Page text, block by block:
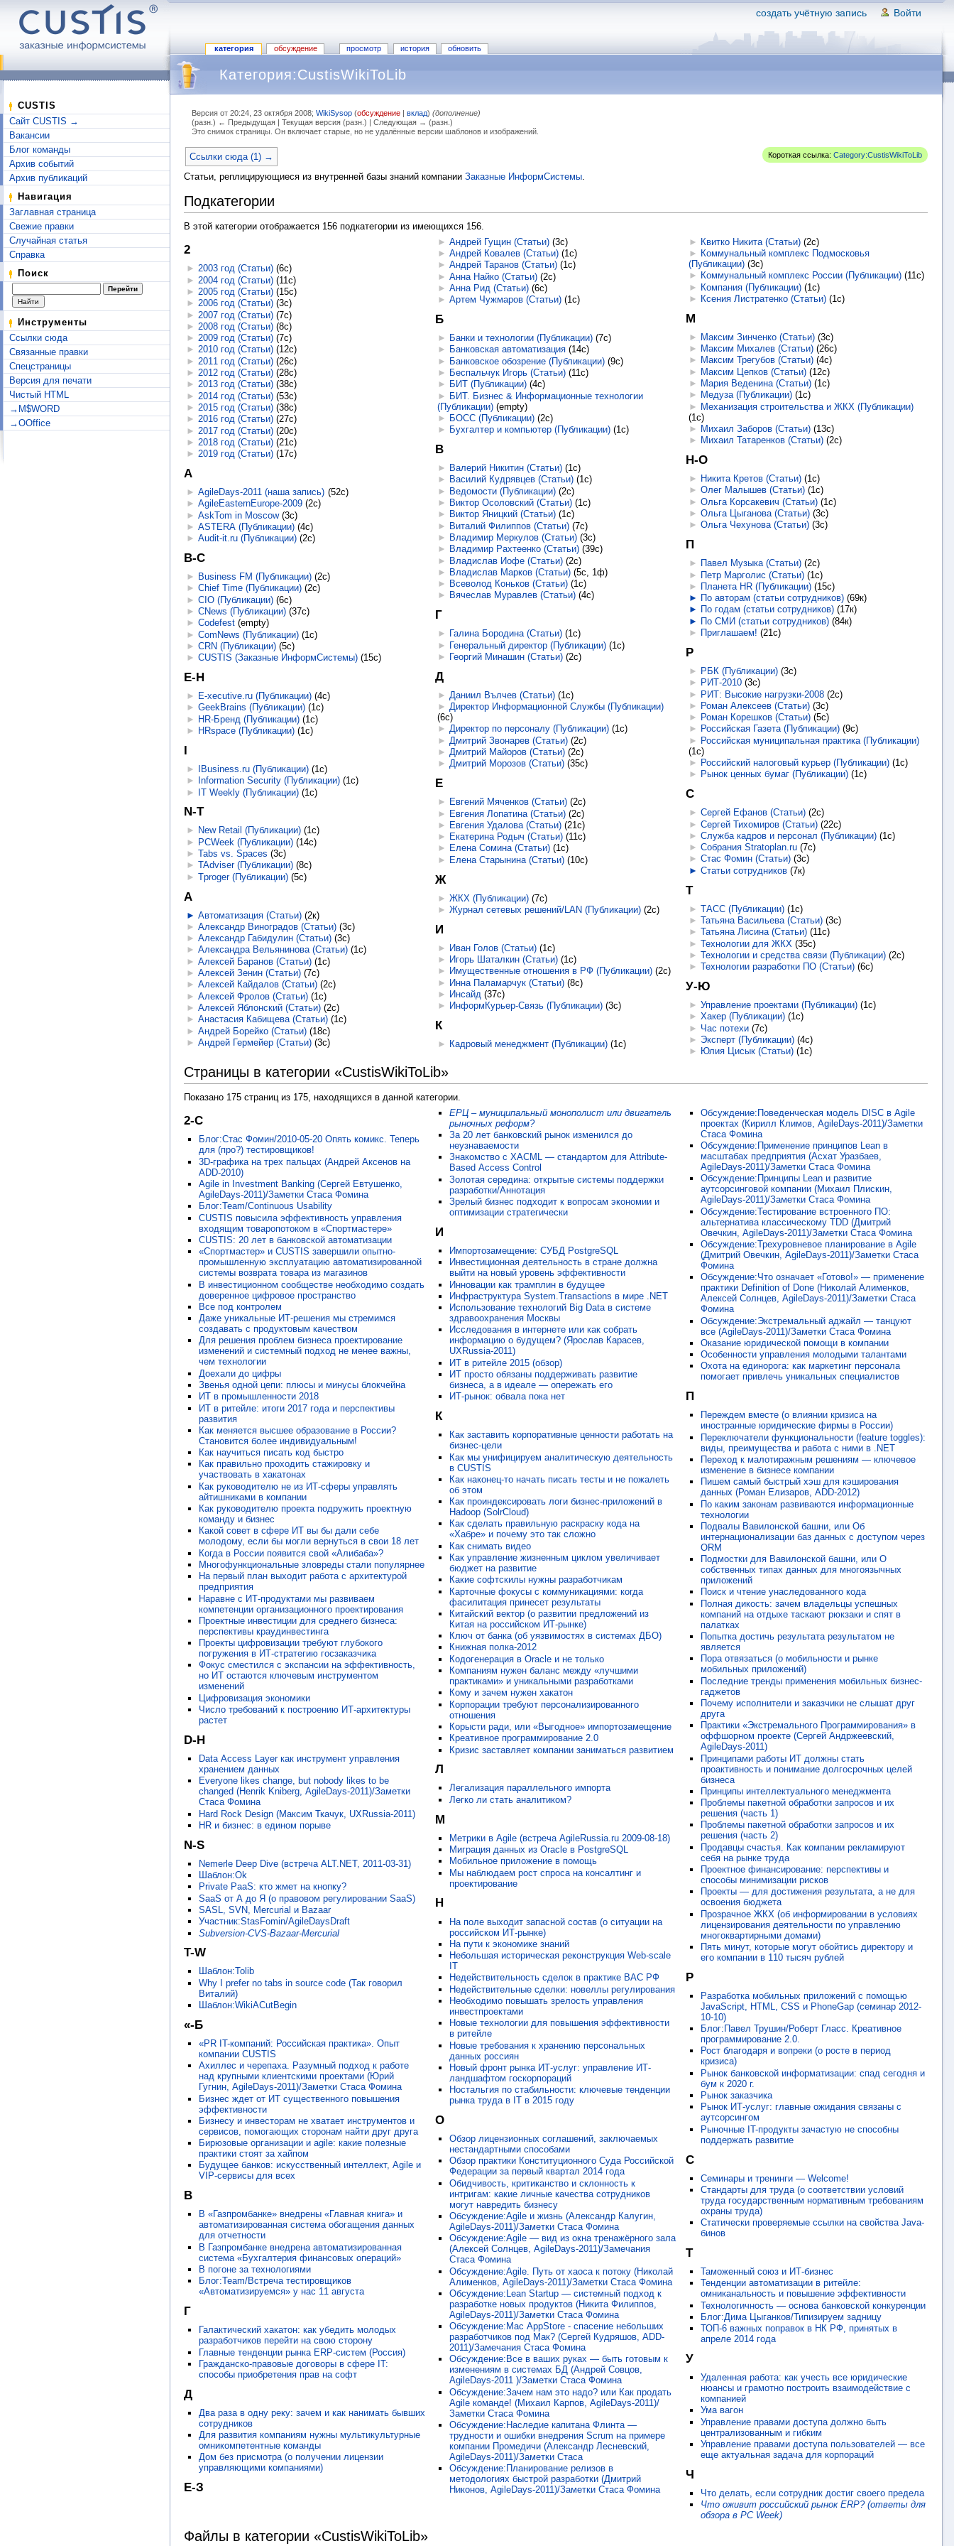
создать учётную запись Войти
категория обсуждение просмотр история обновить
CUSTIS
Сайт CUSTIS →
Вакансии
Блог команды
Архив событий
Архив публикаций
Навигация
Заглавная страница
Свежие правки
Случайная статья
Справка
Поиск
Инструменты
Ссылки сюда
Связанные правки
Спецстраницы
Версия для печати
Чистый HTML
→M$WORD
→OOffice
Категория:CustisWikiToLib
Версия от 20:24, 23 октября 2008; WikiSysop (обсуждение| вклад) (дополнение)
(разн.) ← Предыдущая | Текущая версия (разн.) | Следующая → (разн.)
Это снимок страницы. Он включает старые, но не удалённые версии шаблонов и изображений.
Короткая ссылка: Category:CustisWikiToLib
Ссылки сюда (1) →
Статьи, реплицирующиеся из внутренней базы знаний компании Заказные ИнформСистемы
Подкатегории
В этой категории отображается 156 подкатегории из имеющихся 156.
2
►2003 год (Статьи) ‎(6с)
► 2004 год (Статьи) ‎(11с)
► 2005 год (Статьи) ‎(15с)
►2006 год (Статьи) ‎(3с)
► 2007 год (Статьи) ‎(7с)
► 2008 год (Статьи) ‎(8с)
►2009 год (Статьи) ‎(7с)
►2010 год (Статьи) ‎(12с)
► 2011 год (Статьи) ‎(26с)
►2012 год (Статьи) ‎(28с)
►2013 год (Статьи) ‎(38с)
► 2014 год (Статьи) ‎(53с)
► 2015 год (Статьи) ‎(38с)
►2016 год (Статьи) ‎(27с)
► 2017 год (Статьи) ‎(20с)
► 2018 год (Статьи) ‎(21с)
►2019 год (Статьи) ‎(17с)
A
►AgileDays-2011 (наша запись) ‎(52с)
►AgileEasternEurope-2009 ‎(2с)
►AskTom in Moscow‎(3с)
►ASTERA (Публикации) ‎(4с)
►Audit-it.ru (Публикации) ‎(2с)
B-C
► Business FM (Публикации) ‎(2с)
►Chief Time (Публикации) ‎(2с)
►CIO (Публикации) ‎(6с)
►CNews (Публикации) ‎(37с)
►Codefest ‎(empty)
►ComNews (Публикации) ‎(1с)
►CRN (Публикации) ‎(5с)
►CUSTIS (Заказные ИнформСистемы) ‎(15с)
E-H
► E-xecutive.ru (Публикации) ‎(4с)
►GeekBrains (Публикации) ‎(1с)
► HR-Бренд (Публикации) ‎(1с)
► HRspace (Публикации) ‎(1с)
I
► IBusiness.ru (Публикации) ‎(1с)
►
Information Security (Публикации) ‎(1с)
► IT Weekly (Публикации) ‎(1с)
N-T
► New Retail (Публикации) ‎(1с)
► PCWeek (Публикации) ‎(14с)
►Tabs vs. Spaces ‎(3с)
►TAdviser (Публикации) ‎(8с)
►Tproger (Публикации) ‎(5с)
А
► Автоматизация (Статьи) ‎(2к)
►Александр Виноградов (Статьи) ‎(3с)
►Александр Габидулин (Статьи) ‎(3с)
►Александра Вельянинова (Статьи) ‎(1с)
►Алексей Баранов (Статьи) ‎(1с)
►Алексей Зенин (Статьи) ‎(7с)
►Алексей Кайдалов (Статьи) ‎(2с)
►Алексей Фролов (Статьи) ‎(1с)
►Алексей Яблонский (Статьи) ‎(2с)
►Анастасия Кабищева (Статьи) ‎(1с)
►Андрей Борейко (Статьи) ‎(18с)
►Андрей Гермейер (Статьи) ‎(3с)
► Андрей Гущин (Статьи)‎ (3с)
► Андрей Ковалев (Статьи)‎ (1с)
► Андрей Таранов (Статьи)‎ (1с)
► Анна Найко (Статьи)‎ (2с)
► Анна Рид (Статьи)‎ (6с)
► Артем Чужмаров (Статьи)‎ (1с)
Б
► Банки и технологии (Публикации)‎ (7с)
► Банковская автоматизация‎ (14с)
► Банковское обозрение (Публикации)‎ (9с)
► Беспальчук Игорь (Статьи)‎ (11с)
► БИТ (Публикации)‎ (4с)
► БИТ. Бизнес & Информационные технологии
(Публикации)‎ (empty)
► БОСС (Публикации)‎ (2с)
► Бухгалтер и компьютер (Публикации)‎ (1с)
В
► Валерий Никитин (Статьи)‎ (1с)
► Василий Кудрявцев (Статьи)‎ (1с)
► Ведомости (Публикации)‎ (2с)
► Виктор Осоловский (Статьи)‎ (1с)
► Виктор Яницкий (Статьи)‎ (1с)
► Виталий Филиппов (Статьи)‎ (7с)
► Владимир Меркулов (Статьи)‎ (3с)
► Владимир Рахтеенко (Статьи)‎ (39с)
► Владислав Иофе (Статьи)‎ (2с)
► Владислав Марков (Статьи)‎ (5с, 1ф)
► Всеволод Коньков (Статьи)‎ (1с)
► Вячеслав Муравлев (Статьи)‎ (4с)
Г
► Галина Бородина (Статьи)‎ (1с)
► Генеральный директор (Публикации)‎ (1с)
► Георгий Минашин (Статьи)‎ (2с)
Д
► Даниил Вълчев (Статьи)‎ (1с)
► Директор Информационной Службы (Публикации)
(6с)
► Директор по персоналу (Публикации)‎ (1с)
► Дмитрий Звонарев (Статьи)‎ (2с)
► Дмитрий Майоров (Статьи)‎ (2с)
► Дмитрий Морозов (Статьи)‎ (35с)
Е
► Евгений Мяченков (Статьи)‎ (2с)
► Евгения Лопатина (Статьи)‎ (2с)
► Евгения Удалова (Статьи)‎ (21с)
► Екатерина Родыч (Статьи)‎ (11с)
► Елена Сомина (Статьи)‎ (1с)
► Елена Старынина (Статьи)‎ (10с)
Ж
► ЖКХ (Публикации)‎ (7с)
► Журнал сетевых решений/LAN (Публикации)‎ (2с)
И
► Иван Голов (Статьи)‎ (1с)
► Игорь Шаталкин (Статьи)‎ (1с)
► Имущественные отношения в РФ (Публикации)‎ (2с)
► Инна Паламарчук (Статьи)‎ (8с)
► Инсайд‎ (37с)
► ИнформКурьер-Связь (Публикации)‎ (3с)
К
► Кадровый менеджмент (Публикации)‎ (1с)
► Квитко Никита (Статьи)‎ (2с)
► Коммунальный комплекс Подмосковья
(Публикации)‎ (3с)
► Коммунальный комплекс России (Публикации)‎ (11с)
► Компания (Публикации)‎ (1с)
► Ксения Листратенко (Статьи)‎ (1с)
М
► Максим Зинченко (Статьи)‎ (3с)
► Максим Михалев (Статьи)‎ (26с)
► Максим Трегубов (Статьи)‎ (4с)
► Максим Цепков (Статьи)‎ (12с)
► Мария Веденина (Статьи)‎ (1с)
► Медуза (Публикации)‎ (1с)
► Механизация строительства и ЖКХ (Публикации)
(1с)
► Михаил Заборов (Статьи)‎ (13с)
► Михаил Татаренков (Статьи)‎ (2с)
Н-О
► Никита Кретов (Статьи)‎ (1с)
► Олег Малышев (Статьи)‎ (1с)
► Ольга Корсакевич (Статьи)‎ (1с)
► Ольга Цыганова (Статьи)‎ (3с)
► Ольга Чехунова (Статьи)‎ (3с)
П
► Павел Музыка (Статьи)‎ (2с)
► Петр Марголис (Статьи)‎ (1с)
► Планета HR (Публикации)‎ (15с)
► По авторам (статьи сотрудников)‎ (69к)
► По годам (статьи сотрудников)‎ (17к)
► По СМИ (статьи сотрудников)‎ (84к)
► Приглашаем! (21с)
Р
► РБК (Публикации)‎ (3с)
► РИТ-2010‎ (3с)
► РИТ: Высокие нагрузки-2008‎ (2с)
► Роман Алексеев (Статьи)‎ (3с)
► Роман Корешков (Статьи)‎ (5с)
► Российская Газета (Публикации)‎ (9с)
► Российская муниципальная практика (Публикации)
(1с)
► Российский налоговый курьер (Публикации)‎ (1с)
► Рынок ценных бумаг (Публикации)‎ (1с)
С
► Сергей Ефанов (Статьи)‎ (2с)
► Сергей Тихомиров (Статьи)‎ (22с)
► Служба кадров и персонал (Публикации)‎ (1с)
► Собрания Stratoplan.ru‎ (7с)
► Стас Фомин (Статьи)‎ (3с)
► Статьи сотрудников‎ (7к)
Т
► ТАСС (Публикации)‎ (1с)
► Татьяна Васильева (Статьи)‎ (3с)
► Татьяна Лисина (Статьи)‎ (11с)
► Технологии для ЖКХ (35с)
► Технологии и средства связи (Публикации)‎ (2с)
► Технологии разработки ПО (Статьи)‎ (6с)
У-Ю
► Управление проектами (Публикации)‎ (1с)
► Хакер (Публикации)‎ (1с)
► Час потехи‎ (7с)
► Эксперт (Публикации)‎ (4с)
► Юлия Цисык (Статьи)‎ (1с)
Страницы в категории «CustisWikiToLib»
Показано 175 страниц из 175, находящихся в данной категории.
2-C
Блог:Стас Фомин/2010-05-20 Опять комикс. Теперь
для (про?) тестировщиков!
3D-графика на трех пальцах (Андрей Аксенов на
ADD-2010)
Agile in Investment Banking (Сергей Евтушенко,
AgileDays-2011)/Заметки Стаса Фомина
Блог:Team/Continuous Usability
CUSTIS повысила эффективность управления
входящим товаропотоком в «Спортмастере»
CUSTIS: 20 лет в банковской автоматизации
«Спортмастер» и CUSTIS завершили опытно-
промышленную эксплуатацию автоматизированной
системы возврата товара из магазинов
В инвестиционном сообществе необходимо создать
доверенное цифровое пространство
Все под контролем
Даже уникальные ИТ-решения мы стремимся
создавать с продуктовым качеством
Для решения проблем бизнеса проектирование
изменений и системный подход не менее важны,
чем технологии
Доехали до цифры
Звенья одной цепи: плюсы и минусы блокчейна
ИТ в промышленности 2018
ИТ в ритейле: итоги 2017 года и перспективы
развития
Как меняется высшее образование в России?
Становится более индивидуальным!
Как научиться писать код быстро
Как правильно проходить стажировку и
участвовать в хакатонах
Как руководителю не из ИТ-сферы управлять
айтишниками в компании
Как руководителю проекта подружить проектную
команду и бизнес
Какой совет в сфере ИТ вы бы дали себе
молодому, если бы могли вернуться в свои 18 лет
Когда в России появится свой «Алибаба»?
Многофункциональные зловреды стали популярнее
На первый план выходит работа с архитектурой
предприятия
Наравне с ИТ-продуктами мы развиваем
компетенции организационного проектирования
Проектные инвестиции для среднего бизнеса:
перспективы краудинвестинга
Проекты цифровизации требуют глубокого
погружения в ИТ-стратегию госзаказчика
Фокус сместился с экспансии на эффективность,
но ИТ остаются ключевым инструментом
изменений
Цифровизация экономики
Число требований к построению ИТ-архитектуры
растет
D-H
Data Access Layer как инструмент управления
хранением данных
Everyone likes change, but nobody likes to be
changed (Henrik Kniberg, AgileDays-2011)/Заметки
Стаса Фомина
Hard Rock Design (Максим Ткачук, UXRussia-2011)
HR и бизнес: в едином порыве
N-S
Nemerle Deep Dive (встреча ALT.NET, 2011-03-31)
Шаблон:Ok
Private PaaS: кто жмет на кнопку?
SaaS от А до Я (о правовом регулировании SaaS)
SASL, SVN, Mercurial и Bazaar
Участник:StasFomin/AgileDaysDraft
Subversion-CVS-Bazaar-Mercurial
T-W
Шаблон:Tolib
Why I prefer no tabs in source code (Так говорил
Виталий)
Шаблон:WikiACutBegin
«-Б
«PR IT-компаний: Российская практика». Опыт
компании CUSTIS
Ахиллес и черепаха. Разумный подход к работе
над крупными клиентскими проектами (Юрий
Гугнин, AgileDays-2011)/Заметки Стаса Фомина
Бизнес ждет от ИТ существенного повышения
эффективности
Бизнесу и инвесторам не хватает инструментов и
сервисов, помогающих сторонам найти друг друга
Бирюзовые организации и agile: какие полезные
практики стоят за хайпом
Будущее банков: искусственный интеллект, Agile и
VIP-сервисы для всех
В
В «Газпромбанке» внедрены «Главная книга» и
автоматизированная система обогащения данных
для отчетности
В Газпромбанке внедрена автоматизированная
система «Бухгалтерия финансовых операций»
В погоне за технологиями
Блог:Team/Встреча тестировщиков
«Автоматизируемся» у нас 11 августа
Г
Галактический хакатон: как убедить молодых
разработчиков перейти на свою сторону
Главные тенденции рынка ERP-систем (Россия)
Гражданско-правовые договоры в сфере IT:
способы приобретения прав на софт
Д
Два раза в одну реку: зачем и как нанимать бывших
сотрудников
Для развития компаниям нужны мультикультурные
омникомпетентные команды
Дом без присмотра (о получении лицензии
управляющими компаниями)
Е-З
ЕРЦ – муниципальный монополист или двигатель
рыночных реформ?
За 20 лет банковский рынок изменился до
неузнаваемости
Знакомство с XACML — стандартом для Attribute-
Based Access Control
Золотая середина: открытые системы поддержки
разработки/Аннотация
Зрелый бизнес подходит к вопросам экономии и
оптимизации стратегически
И
Импортозамещение: СУБД PostgreSQL
Инвестиционная деятельность в стране должна
выйти на новый уровень эффективности
Инновации как трамплин в будущее
Инфраструктура System.Transactions в мире .NET
Использование технологий Big Data в системе
здравоохранения Москвы
Исследования в интернете или как собрать
информацию о будущем? (Ярослав Карасев,
UXRussia-2011)
ИТ в ритейле 2015 (обзор)
ИТ просто обязаны поддерживать развитие
бизнеса, а в идеале — опережать его
ИТ-рынок: обвала пока нет
К
Как заставить корпоративные ценности работать на
бизнес-цели
Как мы унифицируем аналитическую деятельность
в CUSTIS
Как наконец-то начать писать тесты и не пожалеть
об этом
Как проиндексировать логи бизнес-приложений в
Hadoop (SolrCloud)
Как сделать правильную раскраску кода на
«Хабре» и почему это так сложно
Как снимать видео
Как управление жизненным циклом увеличивает
бюджет на развитие
Какие софтскилы нужны разработчикам
Карточные фокусы с коммуникациями: когда
фасилитация принесет результаты
Китайский вектор (о развитии предложений из
Китая на российском ИТ-рынке)
Ключ от банка (об уязвимостях в системах ДБО)
Книжная полка-2012
Кодогенерация в Oracle и не только
Компаниям нужен баланс между «лучшими
практиками» и уникальными разработками
Кому и зачем нужен хакатон
Корпорации требуют персонализированного
отношения
Корысти ради, или «Выгодное» импортозамещение
Креативное программирование 2.0
Кризис заставляет компании заниматься развитием
Л
Легализация параллельного импорта
Легко ли стать аналитиком?
М
Метрики в Agile (встреча AgileRussia.ru 2009-08-18)
Миграция данных из Oracle в PostgreSQL
Мобильное приложение в помощь
Мы наблюдаем рост спроса на консалтинг и
проектирование
Н
На поле выходит запасной состав (о ситуации на
российском ИТ-рынке)
На пути к экономике знаний
Небольшая историческая реконструкция Web-scale
IT
Недействительность сделок в практике ВАС РФ
Недействительные сделки: новеллы регулирования
Необходимо повышать зрелость управления
инвестпроектами
Новые технологии для повышения эффективности
в ритейле
Новые требования к хранению персональных
данных россиян
Новый фронт рынка ИТ-услуг: управление ИТ-
ландшафтом госкорпораций
Ностальгия по стабильности: ключевые тенденции
рынка труда в IT в 2015 году
О
Обзор лицензионных соглашений, заключаемых
нестандартными способами
Обзор практики Конституционного Суда Российской
Федерации за первый квартал 2014 года
Обидчивость, критиканство и склонность к
интригам: какие личные качества сотрудников
могут навредить бизнесу
Обсуждение:Agile и жизнь (Александр Калугин,
AgileDays-2011)/Заметки Стаса Фомина
Обсуждение:Agile — вид из окна тренажёрного зала
(Алексей Солнцев, AgileDays-2011)/Замечания
Стаса Фомина
Обсуждение:Agile. Путь от хаоса к потоку (Николай
Алименков, AgileDays-2011)/Заметки Стаса Фомина
Обсуждение:Lean Startup — системный подход к
разработке новых продуктов (Никита Филиппов,
AgileDays-2011)/Заметки Стаса Фомина
Обсуждение:Mac AppStore - спасение небольших
разработчиков под Мак? (Сергей Кудряшов, ADD-
2011)/Замечания Стаса Фомина
Обсуждение:Все в ваших руках — быть готовым к
изменениям в системах БД (Андрей Совцов,
AgileDays-2011 )/Заметки Стаса Фомина
Обсуждение:Зачем нам это надо? или Как продать
Agile команде! (Михаил Карпов, AgileDays-2011)/
Заметки Стаса Фомина
Обсуждение:Наследие капитана Флинта —
трудности и ошибки внедрения Scrum на примере
компании Промедичи (Александр Лесневский,
AgileDays-2011)/Заметки Стаса
Обсуждение:Планирование релизов в
методологиях быстрой разработки (Дмитрий
Никонов, AgileDays-2011)/Заметки Стаса Фомина
Обсуждение:Поведенческая модель DISC в Agile
проектах (Кирилл Климов, AgileDays-2011)/Заметки
Стаса Фомина
Обсуждение:Применение принципов Lean в
масштабах предприятия (Асхат Уразбаев,
AgileDays-2011)/Заметки Стаса Фомина
Обсуждение:Принципы Lean и развитие
аутсорсинговой компании (Михаил Плискин,
AgileDays-2011)/Заметки Стаса Фомина
Обсуждение:Тестирование встроенного ПО:
альтернатива классическому TDD (Дмитрий
Овечкин, AgileDays-2011)/Заметки Стаса Фомина
Обсуждение:Трехуровневое планирование в Agile
(Дмитрий Овечкин, AgileDays-2011)/Заметки Стаса
Фомина
Обсуждение:Что означает «Готово!» — применение
практики Definition of Done (Николай Алименков,
Алексей Солнцев, AgileDays-2011)/Заметки Стаса
Фомина
Обсуждение:Экстремальный аджайл — танцуют
все (AgileDays-2011)/Заметки Стаса Фомина
Оказание юридической помощи в компании
Особенности управления молодыми талантами
Охота на единорога: как маркетинг персонала
помогает привлечь уникальных специалистов
П
Переждем вместе (о влиянии кризиса на
иностранные юридические фирмы в России)
Переключатели функциональности (feature toggles):
виды, преимущества и работа с ними в .NET
Переход к малотиражным решениям — ключевое
изменение в бизнесе компании
Пишем самый быстрый хэш для кэширования
данных (Роман Елизаров, ADD-2012)
По каким законам развиваются информационные
технологии
Подвалы Вавилонской башни, или Об
интернационализации баз данных с доступом через
ORM
Подмостки для Вавилонской башни, или О
собственных типах данных для многоязычных
приложений
Поиск и чтение унаследованного кода
Полная дикость: зачем владельцы успешных
компаний на отдыхе таскают рюкзаки и спят в
палатках
Попытка достичь результата результатом не
является
Пора отвязаться (о мобильности и рынке
мобильных приложений)
Последние тренды применения мобильных бизнес-
гаджетов
Почему исполнители и заказчики не слышат друг
друга
Практики «Экстремального Программирования» в
оффшорном проекте (Сергей Андржеевский,
AgileDays-2011)
Принципами работы ИТ должны стать
проактивность и понимание долгосрочных целей
бизнеса
Принципы интеллектуального менеджмента
Проблемы пакетной обработки запросов и их
решения (часть 1)
Проблемы пакетной обработки запросов и их
решения (часть 2)
Продавцы счастья. Как компании рекламируют
себя на рынке труда
Проектное финансирование: перспективы и
способы минимизации рисков
Проекты — для достижения результата, а не для
освоения бюджета
Прозрачное ЖКХ (об информировании в условиях
лицензирования деятельности по управлению
многоквартирными домами)
Пять минут, которые могут обойтись директору и
его компании в 110 тысяч рублей
Р
Разработка мобильных приложений с помощью
JavaScript, HTML, CSS и PhoneGap (семинар 2012-
10-10)
Блог:Павел Трушин/Роберт Гласс. Креативное
программирование 2.0.
Рост благодаря и вопреки (о росте в период
кризиса)
Рынок банковской информатизации: спад сегодня и
бум к 2020 г.
Рынок заказчика
Рынок ИТ-услуг: главные ожидания связаны с
аутсорсингом
Рыночные IT-продукты зачастую не способны
поддержать развитие
С
Семинары и тренинги — Welcome!
Стандарты для труда (о соответствии условий
труда государственным нормативным требованиям
охраны труда)
Статически проверяемые ссылки на свойства Java-
бинов
Т
Таможенный союз и ИТ-бизнес
Тенденции автоматизации в ритейле:
омниканальность и повышение эффективности
Технологичность — основа банковской конкуренции
Блог:Дима Цыганков/Типизируем задницу
ТОП-6 важных поправок в НК РФ, принятых в
апреле 2014 года
У
Удаленная работа: как учесть все юридические
нюансы и грамотно построить взаимодействие с
компанией
Ума вагон
Управление правами доступа должно быть
централизованным и гибким
Управление правами доступа пользователей — все
еще актуальная задача для корпораций
Ч
Что делать, если сотрудник достиг своего предела
Что оживит российский рынок ERP? (ответы для
обзора в PC Week)
Файлы в категории «CustisWikiToLib»